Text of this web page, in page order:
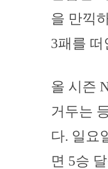
을 만끽
3패를 떠
올 시즌
거두는
다. 일요
면 5승